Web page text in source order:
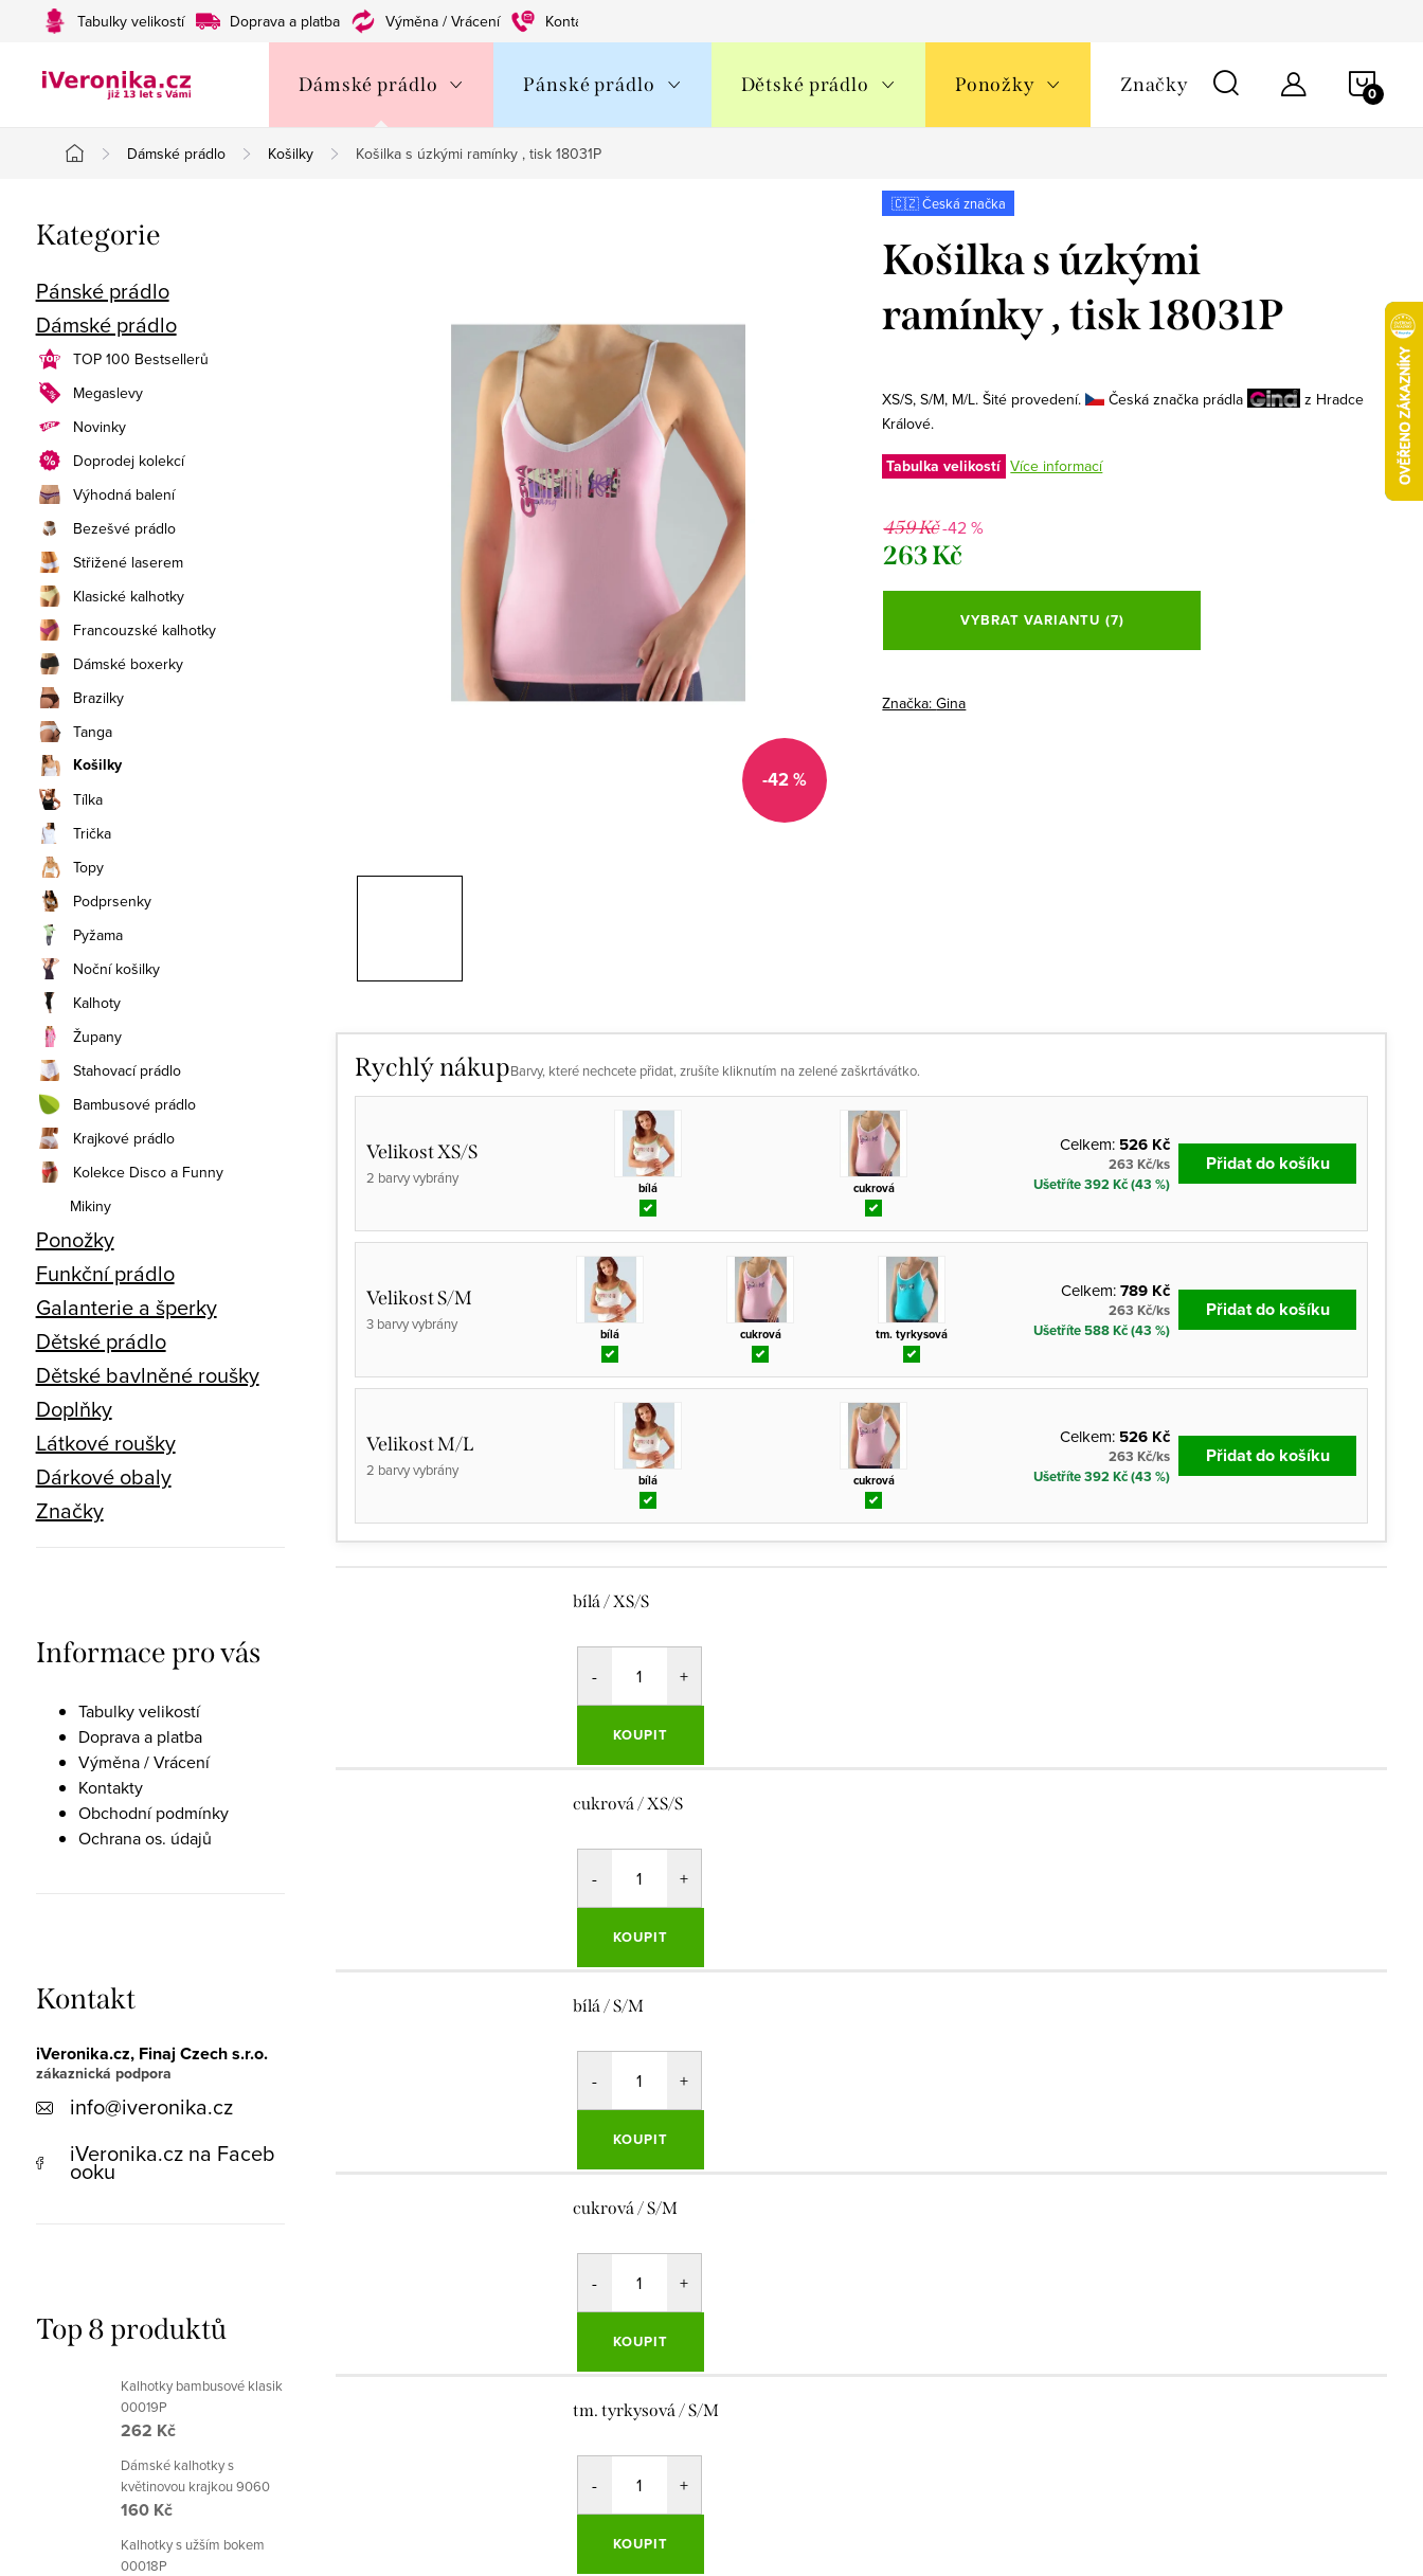
Tabulky velikostí Doprava a platba Výměna / Vrácení Kontakty
Dámské prádlo Pánské prádlo Dětské prádlo Ponožky Značky
Domů
Dámské prádlo Košilky Košilka s úzkými ramínky , tisk 18031P
o
s
t
r
a
n
n
í
p
a
n
e
l
Přeskočit
kategorie
Kategorie
Pánské prádlo
Dámské prádlo
TOP 100 Bestsellerů
Megaslevy
Novinky
Doprodej kolekcí
Výhodná balení
Bezešvé prádlo
Střižené laserem
Klasické kalhotky
Francouzské kalhotky
Dámské boxerky
Brazilky
Tanga
Košilky
Tílka
Trička
Topy
Podprsenky
Pyžama
Noční košilky
Kalhoty
Župany
Stahovací prádlo
Bambusové prádlo
Krajkové prádlo
Kolekce Disco a Funny
Mikiny
Ponožky
Funkční prádlo
Galanterie a šperky
Dětské prádlo
Dětské bavlněné roušky
Doplňky
Látkové roušky
Dárkové obaly
Značky
Informace pro vás
Tabulky velikostí
Doprava a platba
Výměna / Vrácení
Kontakty
Obchodní podmínky
Ochrana os. údajů
Kontakt
iVeronika.cz, Finaj Czech s.r.o.
info@iveronika.cz
iVeronika.cz na Faceb
ooku
Top 8 produktů
Kalhotky bambusové klasik
00019P
262 Kč
Dámské kalhotky s
květinovou krajkou 9060
160 Kč
Kalhotky s užším bokem
00018P
-42 %
🇨🇿 Česká značka
Košilka s úzkými
ramínky , tisk 18031P
XS/S, S/M, M/L. Šité provedení. Česká značka prádla
z Hradce
Králové.
Tabulka velikostí Více informací
459 Kč-42 %
263 Kč
Měrná
VYBRAT VARIANTU (7)
Značka:Gina
Rychlý nákupBarvy, které nechcete přidat, zrušíte kliknutím na zelené zaškrtávátko.
Velikost XS/S
2 barvy vybrány
bílá cukrová
Celkem: 526 Kč
263 Kč/ks
Ušetříte 392 Kč (43 %)
Přidat do košíku
Velikost S/M
3 barvy vybrány
bílá cukrová tm. tyrkysová
Celkem:789 Kč
263 Kč/ks
Ušetříte 588 Kč (43 %)
Přidat do košíku
Velikost M/L
2 barvy vybrány
bílá cukrová
Celkem: 526 Kč
263 Kč/ks
Ušetříte 392 Kč (43 %)
Přidat do košíku
bílá / XS/S
KOUPIT
cukrová / XS/S
KOUPIT
bílá / S/M
KOUPIT
cukrová / S/M
KOUPIT
tm. tyrkysová / S/M
KOUPIT